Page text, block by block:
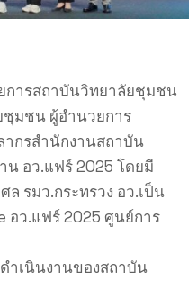
การสถาบันวิทยาลัยชุมชน
ชุมชน ผู้อำนวยการ
กรสำนักงานสถาบัน
น อว.แฟร์ 2025 โดยมี
รมว.กระทรวง อว.เป็น
อว.แฟร์ 2025 ศูนย์การ
ำเนินงานของสถาบัน